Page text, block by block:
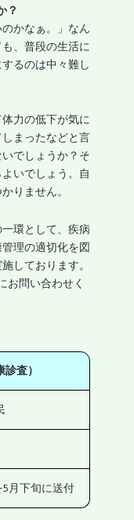
？
かなぁ。」なん
、普段の生活に
るのは中々難し
力の低下が気に
まったなどと言
でしょうか？そ
いでしょう。自
りません。
環として、疾病
理の適切化を図
しております。
お問い合わせく
査）
月下旬に送付